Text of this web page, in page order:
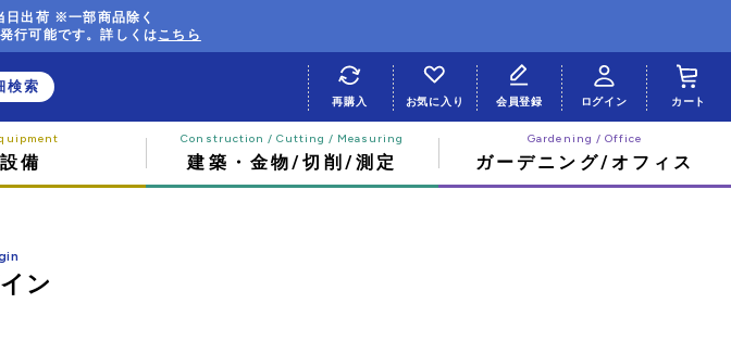
日出荷 ※一部商品除く
行可能です。詳しくはこちら
検索
備 建築・金物/切削/測定 ガーデニング/オフィス
再購入 お気に入り 会員登録 ログイン カート
ン